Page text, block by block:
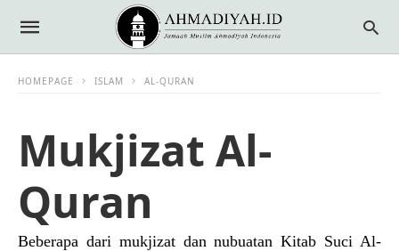
HOMEPAGE ISLAM AL-QURAN
Mukjizat Al-
Quran
Beberapa dari mukjizat dan nubuatan Kitab Suci Al-